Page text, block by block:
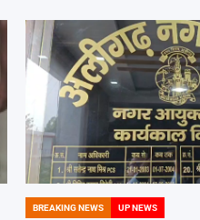
POSTED
BREAKING NEWS UP NEWS